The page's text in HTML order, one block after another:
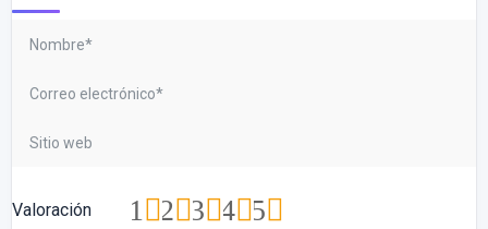
Valoración 5
4
3
2
1